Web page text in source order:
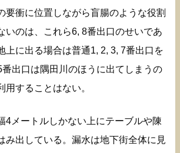
要衝に位置しながら盲腸のような役割
いのは、これら6, 8番出口のせいであ
上に出る場合は普通1, 2, 3, 7番出口を
出口は隅田川のほうに出てしまうの
用することはない。
4メートルしかない上にテーブルや陳
み出している。漏水は地下街全体に見